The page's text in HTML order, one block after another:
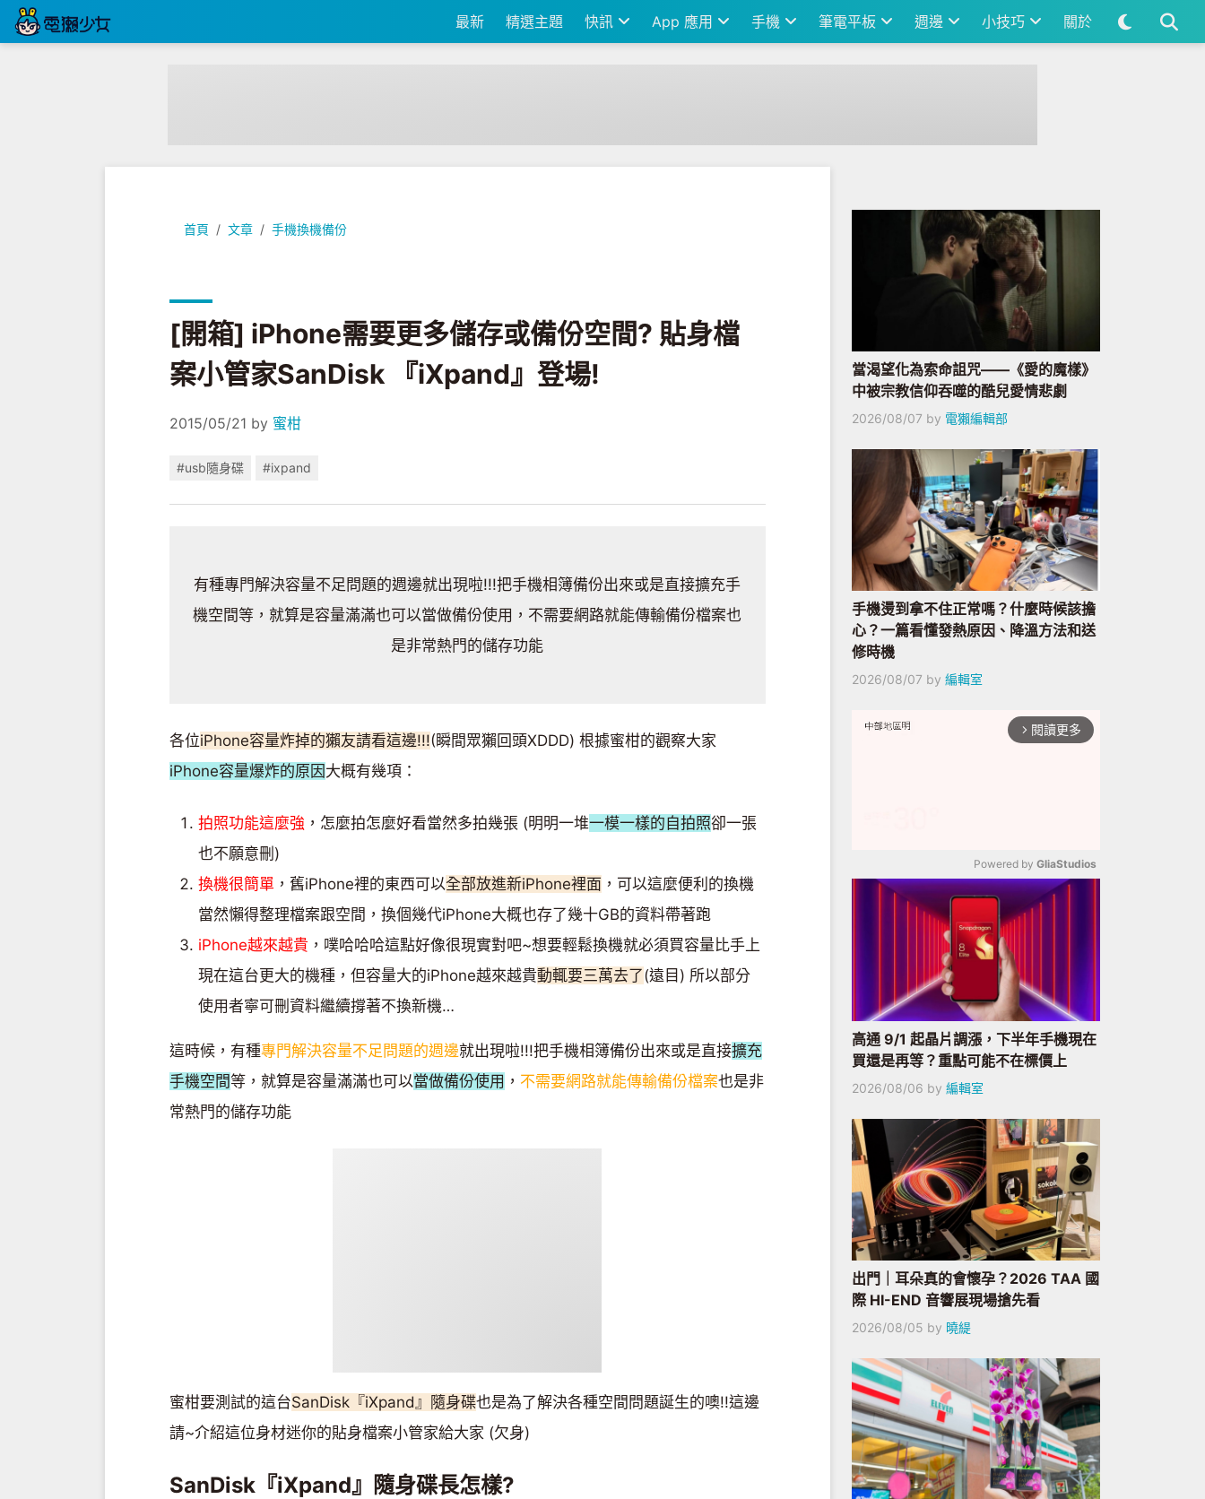
最新 精選主題 快訊 App 應用 手機 筆電平板 週邊 小技巧 關於
首頁 文章 手機換機備份
[開箱] iPhone需要更多儲存或備份空間? 貼身檔案小管家SanDisk 『iXpand』登場!
[開箱] iPhone需要更多儲存或備份空間? 貼身檔
案小管家SanDisk 『iXpand』登場!
2015/05/21 by 蜜柑
#usb隨身碟 #ixpand
有種專門解決容量不足問題的週邊就出現啦!!!把手機相簿備份出來或是直接擴充手
機空間等，就算是容量滿滿也可以當做備份使用，不需要網路就能傳輸備份檔案也
是非常熱門的儲存功能
各位iPhone容量炸掉的獺友請看這邊!!!(瞬間眾獺回頭XDDD) 根據蜜柑的觀察大家
iPhone容量爆炸的原因 大概有幾項：
拍照功能這麼強 ，怎麼拍怎麼好看當然多拍幾張 (明明一堆一模一樣的自拍照卻一張
也不願意刪)
換機很簡單 ，舊iPhone裡的東西可以全部放進新iPhone裡面 ，可以這麼便利的換機
當然懶得整理檔案跟空間，換個幾代iPhone大概也存了幾十GB的資料帶著跑
iPhone越來越貴 ，噗哈哈哈這點好像很現實對吧~想要輕鬆換機就必須買容量比手上
現在這台更大的機種，但容量大的iPhone越來越貴動輒要三萬去了(遠目) 所以部分
使用者寧可刪資料繼續撐著不換新機…
這時候，有種專門解決容量不足問題的週邊就出現啦!!!把手機相簿備份出來或是直接擴充
手機空間等，就算是容量滿滿也可以當做備份使用 ， 不需要網路就能傳輸備份檔案也是非
常熱門的儲存功能
蜜柑要測試的這台SanDisk『iXpand』隨身碟也是為了解決各種空間問題誕生的噢!!這邊
請~介紹這位身材迷你的貼身檔案小管家給大家 (欠身)
SanDisk『iXpand』隨身碟長怎樣?
當渴望化為索命詛咒——《愛的魔樣》
中被宗教信仰吞噬的酷兒愛情悲劇
2026/08/07 by 電獺編輯部
手機燙到拿不住正常嗎？什麼時候該擔
心？一篇看懂發熱原因、降溫方法和送
修時機
2026/08/07 by 編輯室
arrow_forward_ios 閱讀更多
Mute
Powered by GliaStudios
高通 9/1 起晶片調漲，下半年手機現在
買還是再等？重點可能不在標價上
2026/08/06 by 編輯室
出門｜耳朵真的會懷孕？2026 TAA 國
際 HI-END 音響展現場搶先看
2026/08/05 by 曉緹